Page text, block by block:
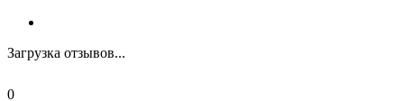
Загрузка отзывов...
0